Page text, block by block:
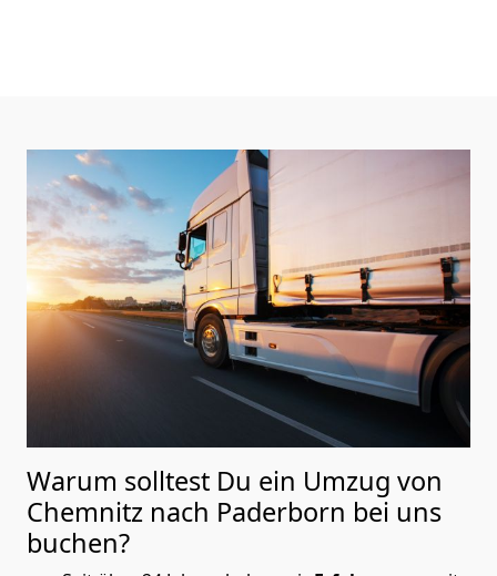
Warum solltest Du ein Umzug von
Chemnitz nach Paderborn bei uns
buchen?